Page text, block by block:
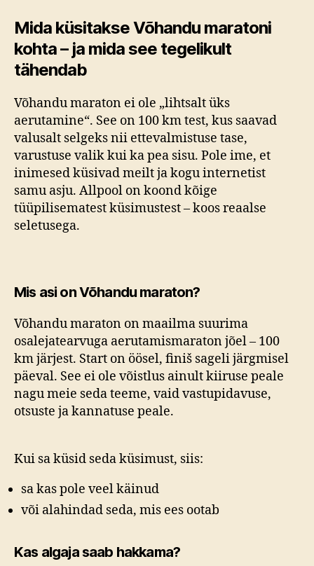
Mida küsitakse Võhandu maratoni
kohta – ja mida see tegelikult
tähendab
Võhandu maraton ei ole „lihtsalt üks
aerutamine“. See on 100 km test, kus saavad
valusalt selgeks nii ettevalmistuse tase,
varustuse valik kui ka pea sisu. Pole ime, et
inimesed küsivad meilt ja kogu internetist
samu asju. Allpool on koond kõige
tüüpilisematest küsimustest – koos reaalse
seletusega.
Mis asi on Võhandu maraton?
Võhandu maraton on maailma suurima
osalejatearvuga aerutamismaraton jõel – 100
km järjest. Start on öösel, finiš sageli järgmisel
päeval. See ei ole võistlus ainult kiiruse peale
nagu meie seda teeme, vaid vastupidavuse,
otsuste ja kannatuse peale.
Kui sa küsid seda küsimust, siis:
sa kas pole veel käinud
või alahindad seda, mis ees ootab
Kas algaja saab hakkama?